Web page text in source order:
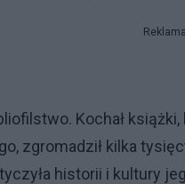
Reklama
Kochał
zgromadził kilka
historii i kultury